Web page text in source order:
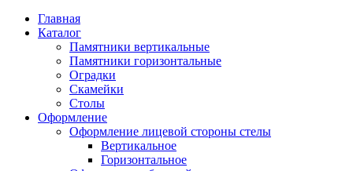
Главная
Каталог
Памятники вертикальные
Памятники горизонтальные
Оградки
Скамейки
Столы
Оформление
Оформление лицевой стороны стелы
Вертикальное
Горизонтальное